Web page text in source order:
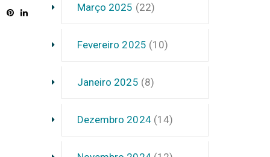
Março 2025 (22)
Fevereiro 2025 (10)
Janeiro 2025 (8)
Dezembro 2024(14)